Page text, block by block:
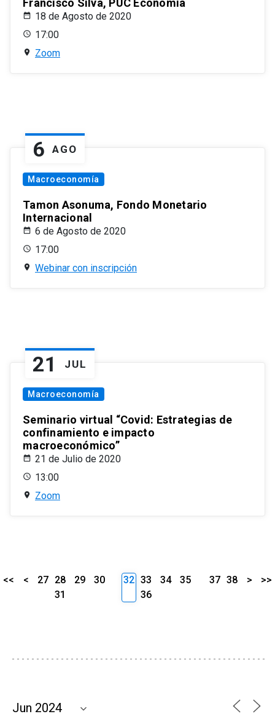
Francisco Silva, PUC Economía
18 de Agosto de 2020
17:00
Zoom
6 AGO
Macroeconomía
Tamon Asonuma, Fondo Monetario
Internacional
6 de Agosto de 2020
17:00
Webinar con inscripción
21 JUL
Macroeconomía
Seminario virtual “Covid: Estrategias de
confinamiento e impacto
macroeconómico”
21 de Julio de 2020
13:00
Zoom
<< < 27 28 29
30
31
32 33 34
35
36
37 38 > >>